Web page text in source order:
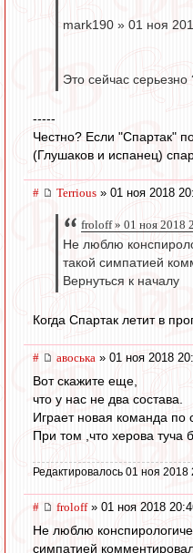
mark190 » 01 ноя
Это сейчас
-----
Честно? Если "Спартак"
(Глушаков и испанец)
# Terrious » 01 ноя 2018
froloff » 01 ноя 2018
Не люблю
такой симпатией
Вернуться к началу
Когда Спартак летит в
# авоська » 01 ноя 2018
Вот скажите еще,
что у нас не два состава.
Играет новая команда
При том ,что херова туча
Редактировалось 01 ноя 2018
# froloff» 01 ноя 2018
Не люблю
симпатией